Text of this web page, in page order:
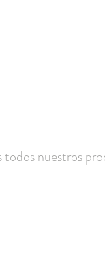
nuestros